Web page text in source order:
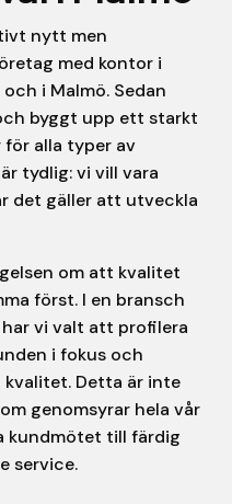
nytt men
med kontor i
i Malmö. Sedan
byggt upp ett starkt
alla typer av
tydlig: vi vill vara
det gäller att utveckla
om att kvalitet
först. I en bransch
vi valt att profilera
i fokus och
Detta är inte
genomsyrar hela vår
kundmötet till färdig
service.